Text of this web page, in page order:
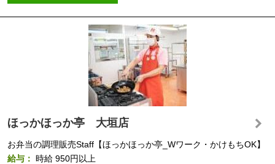
ほっかほっか亭 大垣店
お弁当の調理販売Staff【ほっかほっか亭_Wワーク・かけもちOK】
給与： 時給 950円以上